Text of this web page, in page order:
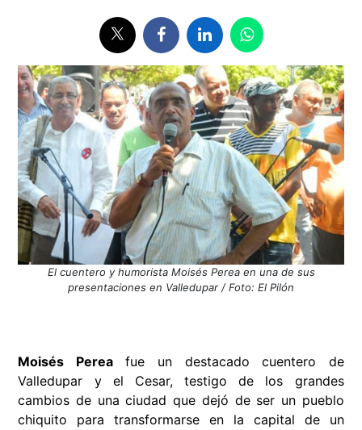
El cuentero y humorista Moisés Perea en una de sus
presentaciones en Valledupar / Foto: El Pilón
Moisés Pereafue un destacado cuentero de
Valledupar y el Cesar, testigo de los grandes
cambios de una ciudad que dejó de ser un pueblo
chiquito para transformarse en la capital de un